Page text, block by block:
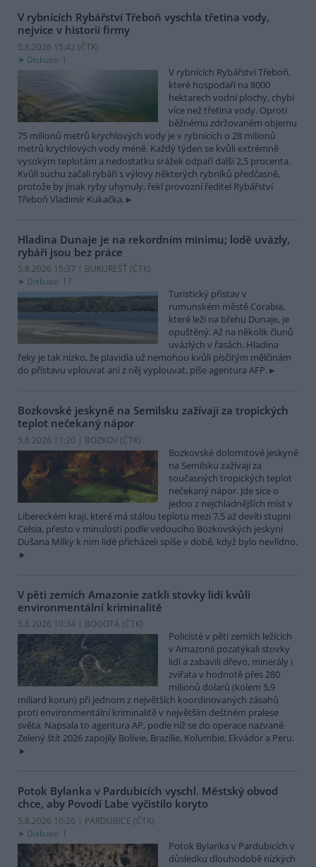
V rybnících Rybářství Třeboň vyschla třetina vody,
nejvíce v historii firmy
5.8.2026 15:42 (ČTK)
Diskuse: 1
V rybnících Rybářství Třeboň,
které hospodaří na 8000
hektarech vodní plochy, chybí
více než třetina vody. Oproti
běžnému zdržovaném objemu
75 milionů metrů krychlových vody je v rybnících o 28 milionů
metrů krychlových vody méně. Každý týden se kvůli extrémně
vysokým teplotám a nedostatku srážek odpaří další 2,5 procenta.
Kvůli suchu začali rybáři s výlovy některých rybníků předčasně,
protože by jinak ryby uhynuly, řekl provozní ředitel Rybářství
Třeboň Vladimír Kukačka.
Hladina Dunaje je na rekordním minimu; lodě uvázly,
rybáři jsou bez práce
5.8.2026 15:37 | BUKUREŠŤ (ČTK)
Diskuse: 17
Turistický přístav v
rumunském městě Corabia,
které leží na břehu Dunaje, je
opuštěný. Až na několik člunů
uvázlých v řasách. Hladina
řeky je tak nízko, že plavidla už nemohou kvůli písčitým mělčinám
do přístavu vplouvat ani z něj vyplouvat, píše agentura AFP.
Bozkovské jeskyně na Semilsku zažívají za tropických
teplot nečekaný nápor
5.8.2026 11:20 | BOZKOV (ČTK)
Bozkovské dolomitové jeskyně
na Semilsku zažívají za
současných tropických teplot
nečekaný nápor. Jde sice o
jedno z nejchladnějších míst v
Libereckém kraji, které má stálou teplotu mezi 7,5 až devíti stupni
Celsia, přesto v minulosti podle vedoucího Bozkovských jeskyní
Dušana Milky k nim lidé přicházeli spíše v době, když bylo nevlídno.
V pěti zemích Amazonie zatkli stovky lidí kvůli
environmentální kriminalitě
5.8.2026 10:34 | BOGOTÁ (ČTK)
Policisté v pěti zemích ležících
v Amazonii pozatýkali stovky
lidí a zabavili dřevo, minerály i
zvířata v hodnotě přes 280
milionů dolarů (kolem 5,9
miliard korun) při jednom z největších koordinovaných zásahů
proti environmentální kriminalitě v největším deštném pralese
světa. Napsala to agentura AP, podle níž se do operace nazvané
Zelený štít 2026 zapojily Bolívie, Brazílie, Kolumbie, Ekvádor a Peru.
Potok Bylanka v Pardubicích vyschl. Městský obvod
chce, aby Povodí Labe vyčistilo koryto
5.8.2026 10:26 | PARDUBICE (ČTK)
Diskuse: 1
Potok Bylanka v Pardubicích v
důsledku dlouhodobě nízkých